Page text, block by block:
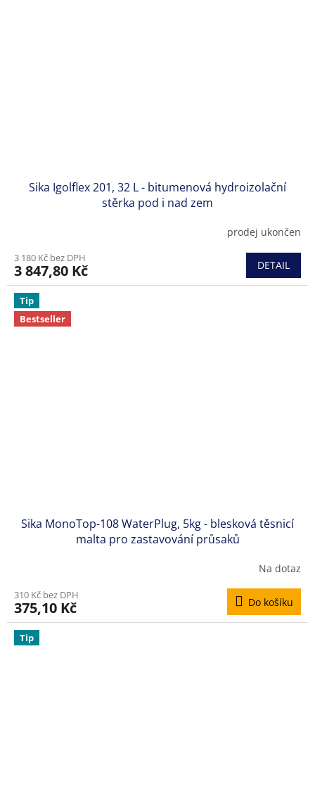
Sika Igolflex 201, 32 L - bitumenová hydroizolační
stěrka pod i nad zem
prodej ukončen
3 180 Kč bez DPH
3 847,80 Kč DETAIL
Tip
Bestseller
Sika MonoTop-108 WaterPlug, 5kg - blesková těsnicí
malta pro zastavování průsaků
produktu
je
5,0
Na dotaz
310 Kč bez DPH
375,10 Kč Do košíku
Tip